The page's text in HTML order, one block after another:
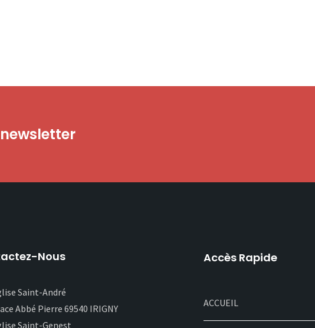
Nous
Saint-André
Abbé Pierre 69540 IRIGNY
Saint-Genest
Accès Rapide
ACCUEIL